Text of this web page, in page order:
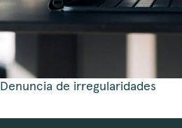
Denuncia de irregularidades